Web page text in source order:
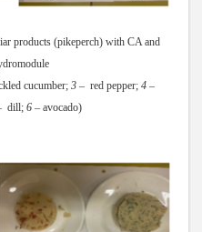
products (pikeperch) with CA and
cucumber; 3 – red pepper; 4 –
dill; 6 – avocado)